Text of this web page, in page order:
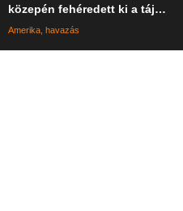
közepén fehéredett ki a táj
Kaliforniában
Amerika havazás